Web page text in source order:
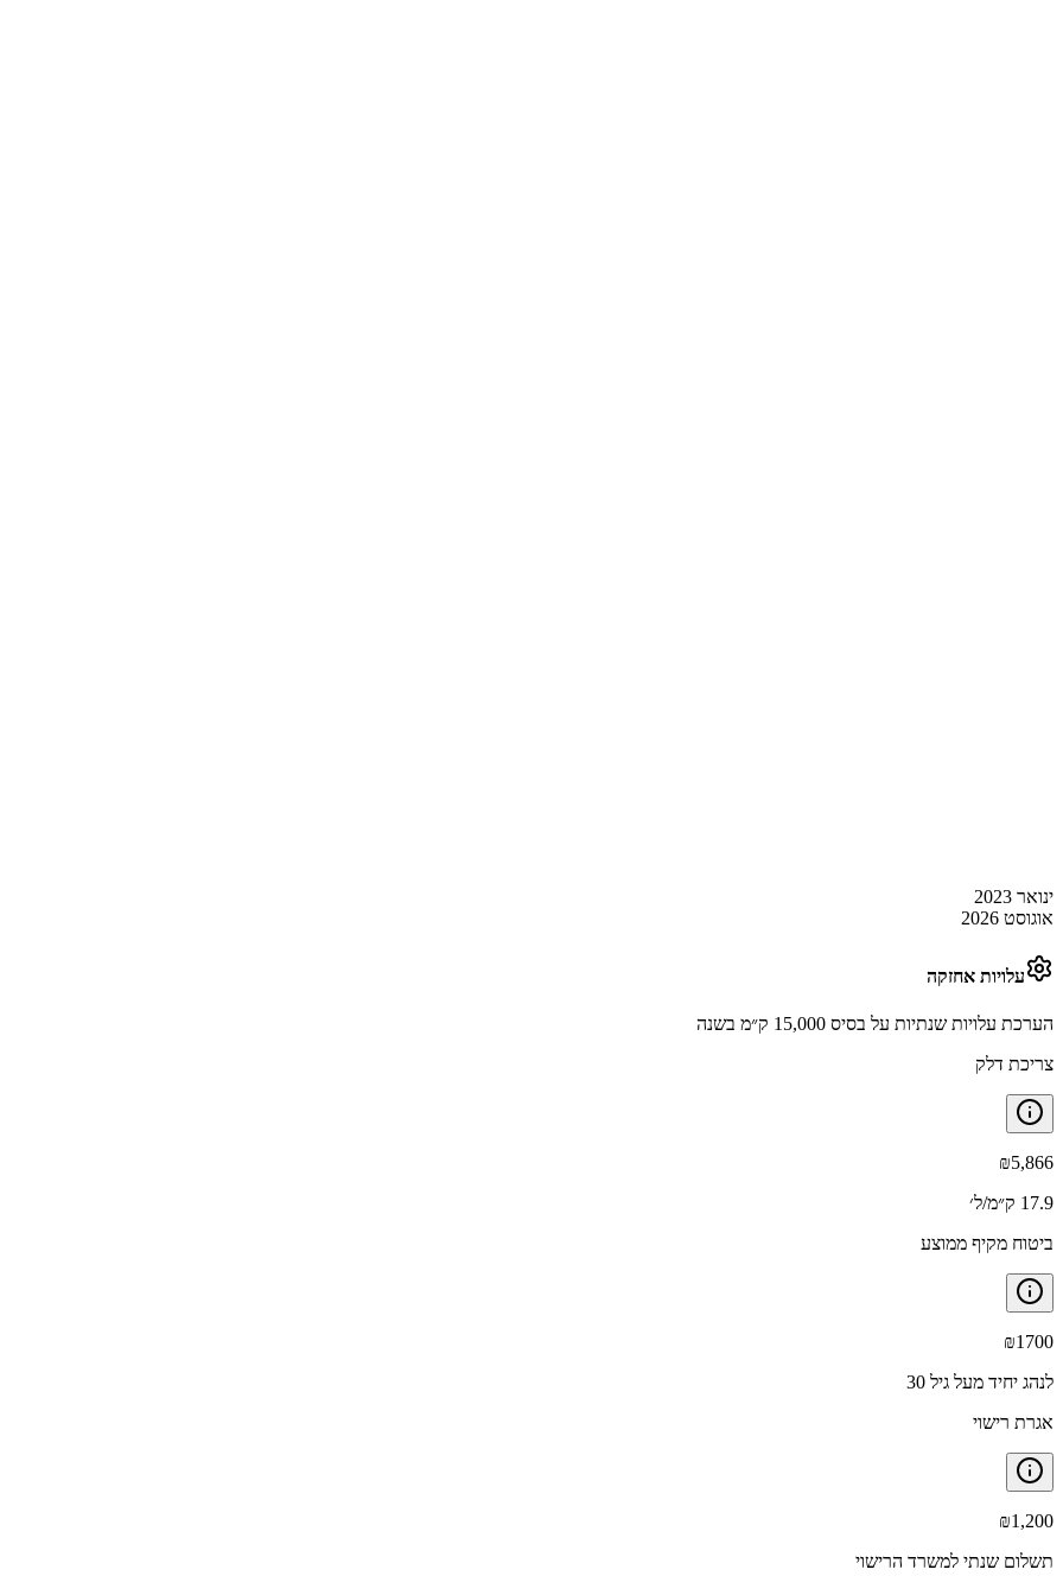
ינואר 2023
אוגוסט 2026
עלויות אחזקה
הערכת עלויות שנתיות על בסיס 15,000 ק״מ בשנה
צריכת דלק
₪5,866
17.9 ק״מ/ל׳
ביטוח מקיף ממוצע
₪1700
לנהג יחיד מעל גיל 30
אגרת רישוי
₪1,200
תשלום שנתי למשרד הרישוי